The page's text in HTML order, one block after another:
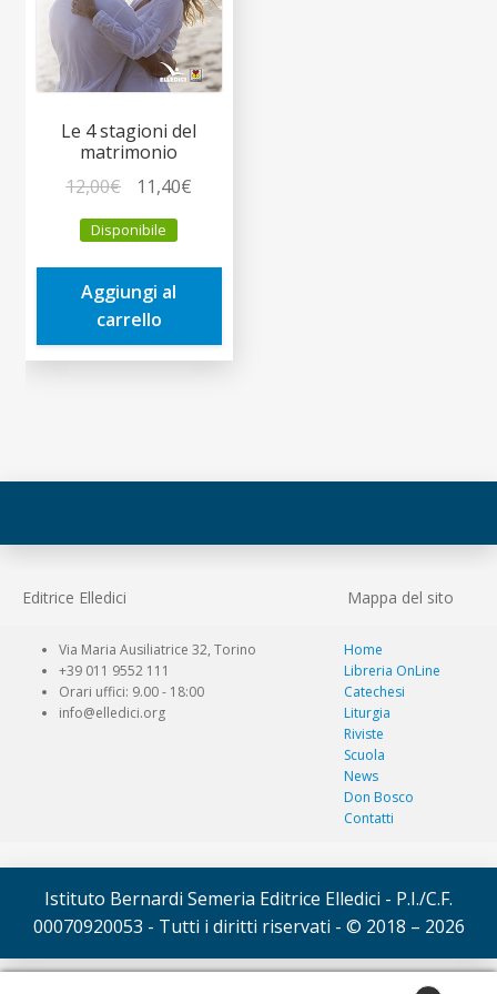
Le 4 stagioni del
matrimonio
12,00€
prezzo
originale
era:
12,00€.
11,40€
è:
Disponibile
Aggiungi al
carrello
Editrice Elledici Mappa del sito
Via Maria Ausiliatrice 32, Torino
+39 011 9552 111
Orari uffici: 9.00 - 18:00
info@elledici.org
Home
Libreria OnLine
Catechesi
Liturgia
Riviste
Scuola
News
Don Bosco
Contatti
Istituto Bernardi Semeria Editrice Elledici - P.I./C.F.
00070920053 - Tutti i diritti riservati - © 2018 – 2026